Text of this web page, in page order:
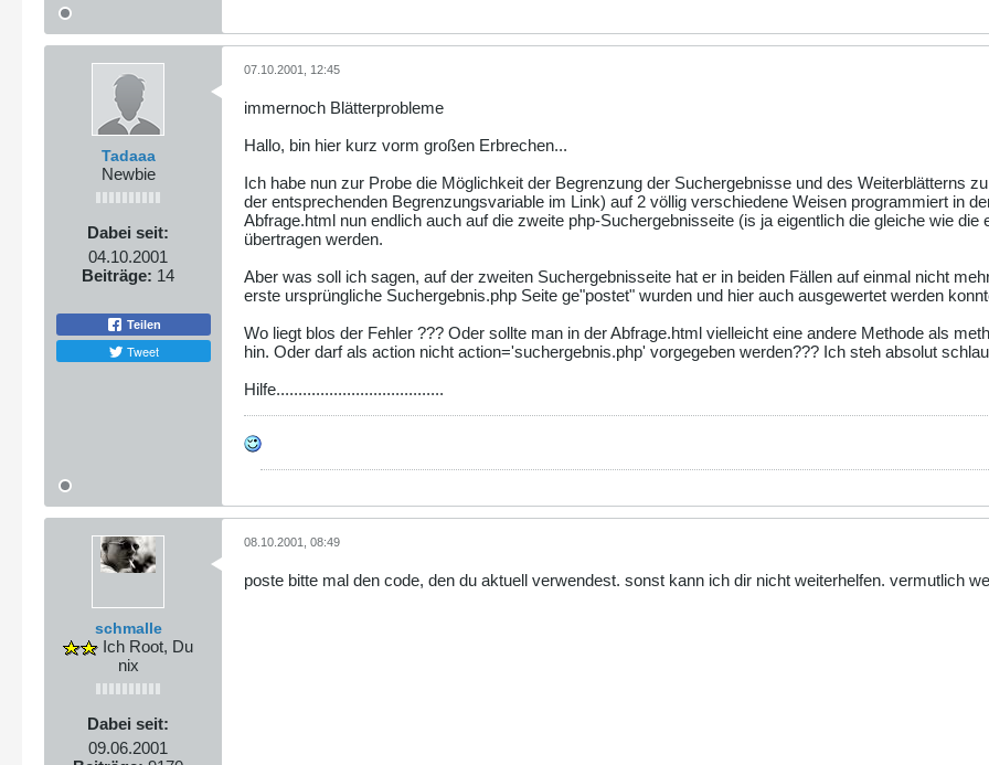
Tadaaa
Newbie
Dabei seit:
04.10.2001
Beiträge: 14
Teilen
Tweet
07.10.2001, 12:45
immernoch Blätterprobleme
Hallo, bin hier kurz vorm großen Erbrechen...
Ich habe nun zur Probe die Möglichkeit der Begrenzung der Suchergebnisse und des Weiterblätterns
der entsprechenden Begrenzungsvariable im Link) auf 2 völlig verschiedene Weisen programmiert in
Abfrage.html nun endlich auch auf die zweite php-Suchergebnisseite (is ja eigentlich die gleiche wie
übertragen werden.
Aber was soll ich sagen, auf der zweiten Suchergebnisseite hat er in beiden Fällen auf einmal nicht
erste ursprüngliche Suchergebnis.php Seite ge"postet" wurden und hier auch ausgewertet werden
Wo liegt blos der Fehler ??? Oder sollte man in der Abfrage.html vielleicht eine andere Methode als
hin. Oder darf als action nicht action='suchergebnis.php' vorgegeben werden??? Ich steh absolut
Hilfe......................................
schmalle
Ich Root, Du
nix
Dabei seit:
09.06.2001
08.10.2001, 08:49
poste bitte mal den code, den du aktuell verwendest. sonst kann ich dir nicht weiterhelfen. vermutlich